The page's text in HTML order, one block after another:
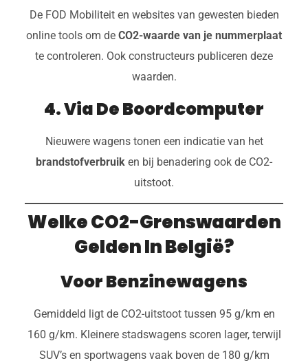
De FOD Mobiliteit en websites van gewesten bieden
online tools om de CO2-waarde van je nummerplaat
te controleren. Ook constructeurs publiceren deze
waarden.
4. Via De Boordcomputer
Nieuwere wagens tonen een indicatie van het
brandstofverbruik en bij benadering ook de CO2-
uitstoot.
Welke CO2-Grenswaarden
Gelden In België?
Voor Benzinewagens
Gemiddeld ligt de CO2-uitstoot tussen 95 g/km en
160 g/km. Kleinere stadswagens scoren lager, terwijl
SUV’s en sportwagens vaak boven de 180 g/km